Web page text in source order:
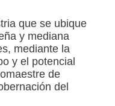
que se ubique
y mediana
mediante la
y el potencial
de
del